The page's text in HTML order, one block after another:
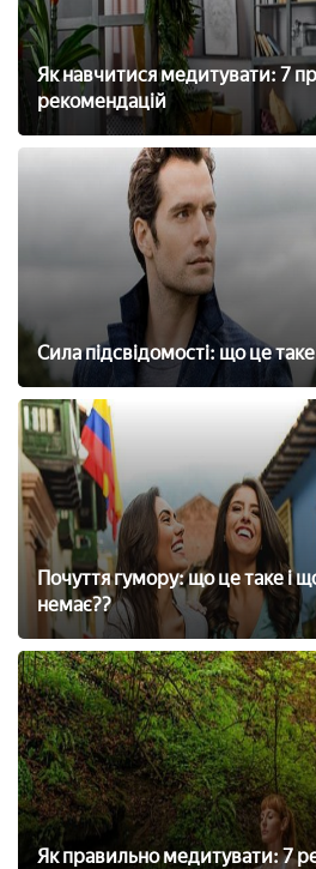
Як навчитися медитувати: 7
рекомендацій
Сила підсвідомості: що це
Почуття гумору: що це таке і
немає??
Як правильно медитувати: 7